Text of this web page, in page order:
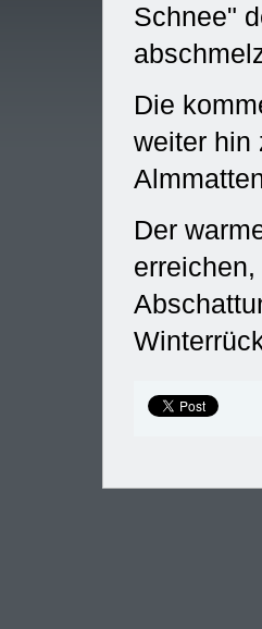
Schnee"
Die
weiter hin
Der